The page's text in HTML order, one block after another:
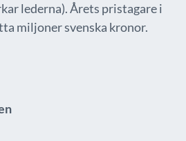
lederna). Årets pristagare i
miljoner svenska kronor.